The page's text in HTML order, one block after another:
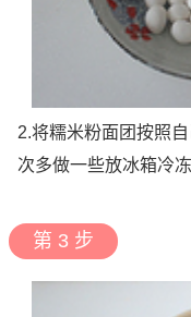
2.将糯米粉面团按照
次多做一些放冰箱冷冻
第 3 步